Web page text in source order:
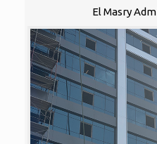
El Masry